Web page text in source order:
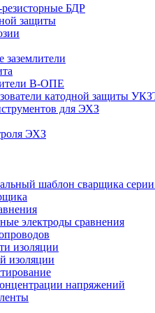
БДР
защиты
В-ОПЕ
катодной защиты
для ЭХЗ
ЭХЗ
шаблон сварщика
электроды сравнения
изоляции
изоляции
напряжений